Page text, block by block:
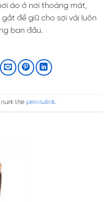
áo ở nơi thoáng mát,
để giữ cho sợi vải luôn
ban đầu.
the permalink.